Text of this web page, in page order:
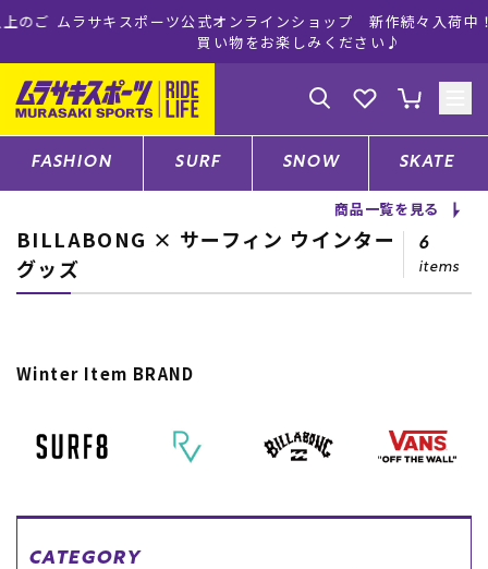
ムラサキスポーツ公式オンラインショップ 新作続々入荷中！是非お
買い物をお楽しみください♪
ゲスト様
ログイン 会員登録
店舗一覧
サーフTOP
スノーTOP
FASHION SURF SNOW SKATE
商品一覧を見る
BILLABONG × サーフィン ウインター
グッズ
6
items
Winter Item BRAND
CATEGORY